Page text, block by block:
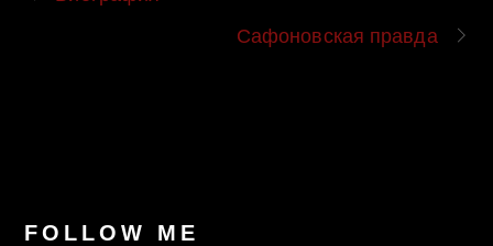
Сафоновская правда
FOLLOW ME